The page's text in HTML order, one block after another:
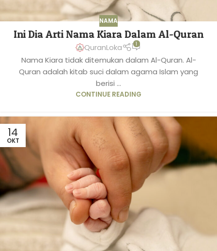
NAMA
Ini Dia Arti Nama Kiara Dalam Al-Quran
QuranLoka 1
Nama Kiara tidak ditemukan dalam Al-Quran. Al-
Quran adalah kitab suci dalam agama Islam yang
berisi ...
CONTINUE READING
14
OKT